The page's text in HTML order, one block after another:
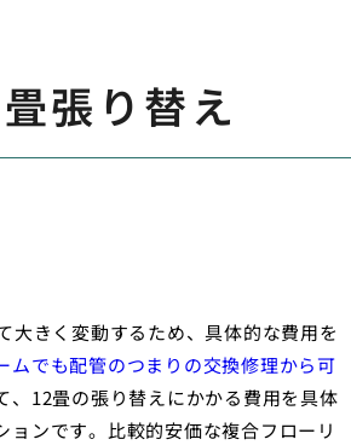
張り替え
大きく変動するため、具体的な費用を
ムでも配管のつまりの交換修理から可
、12畳の張り替えにかかる費用を具体
ンです。比較的安価な複合フローリ